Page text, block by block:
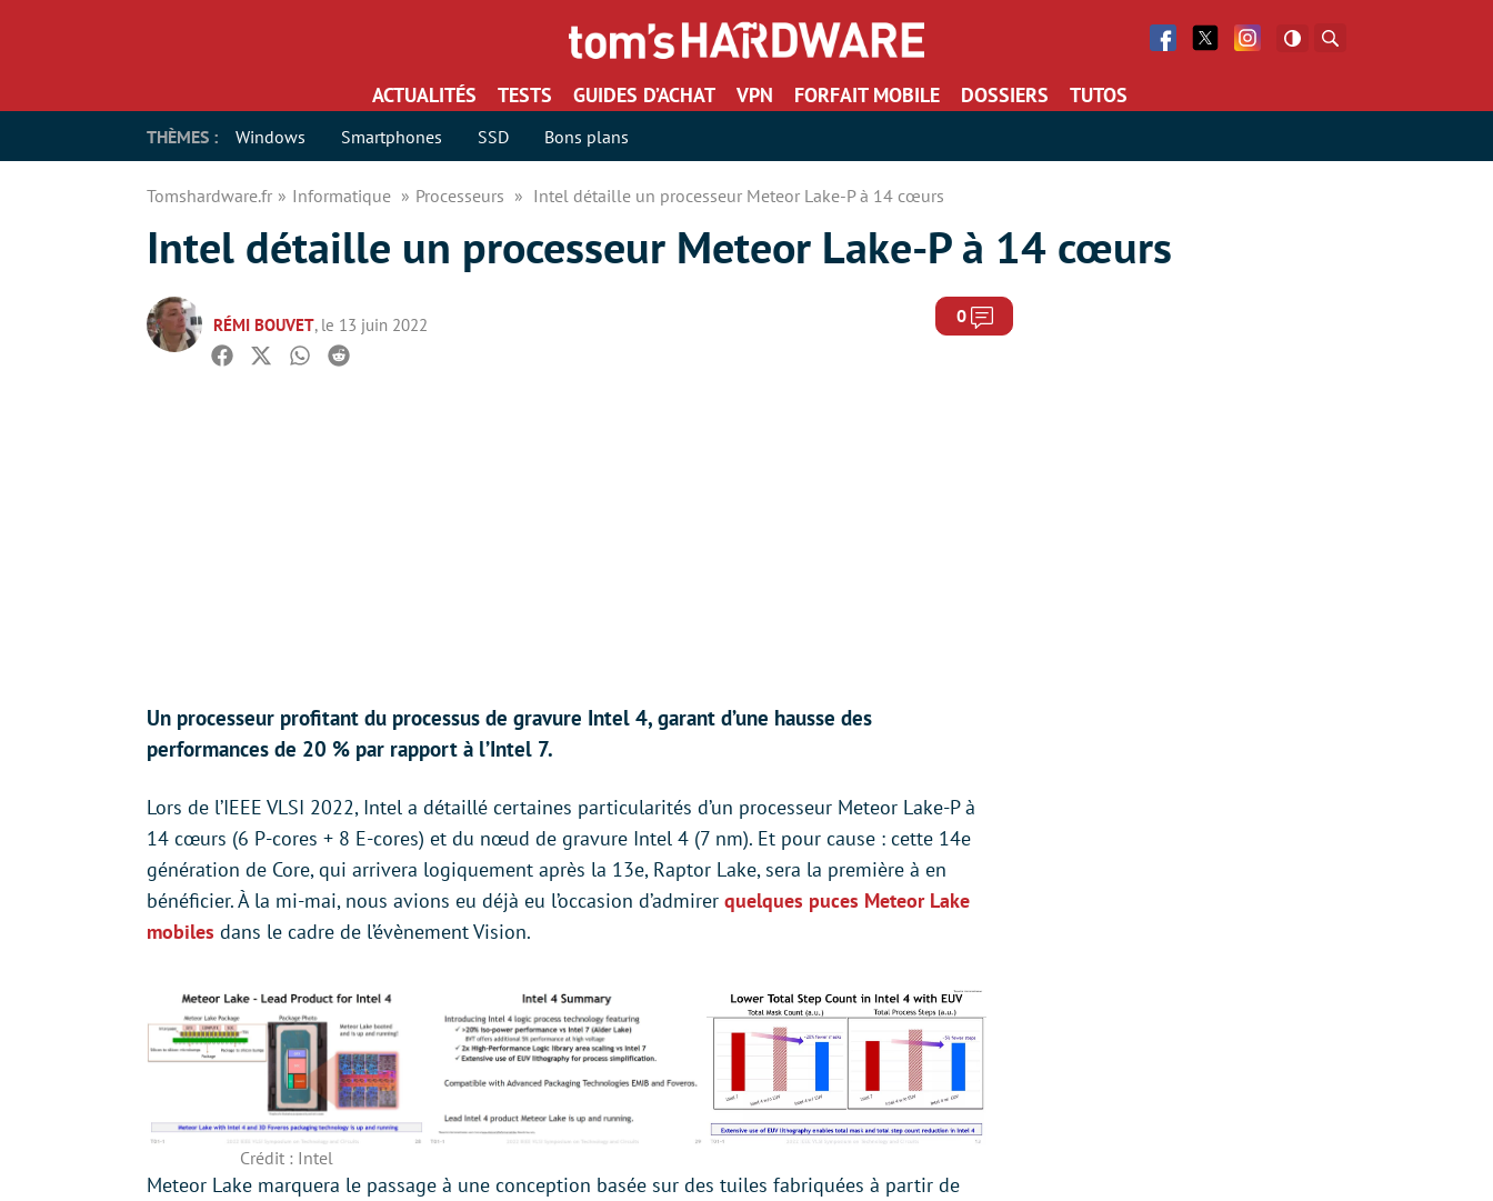
Facebook
Twitter Facebook
ACTUALITÉS TESTS GUIDES D’ACHAT VPN FORFAIT MOBILE DOSSIERS TUTOS
THÈMES : Windows Smartphones SSD Bons plans
Tomshardware.fr Informatique Processeurs Intel détaille un processeur Meteor Lake-P à 14 cœurs
Intel détaille un processeur Meteor Lake-P à 14 cœurs
RÉMI BOUVET, le 13 juin 2022 0 Commentaires
Facebook
TwitterWhatsapp
Reddit
Un processeur profitant du processus de gravure Intel 4, garant d’une hausse des
performances de 20 % par rapport à l’Intel 7.
Lors de l’IEEE VLSI 2022, Intel a détaillé certaines particularités d’un processeur Meteor Lake-P à
14 cœurs (6 P-cores + 8 E-cores) et du nœud de gravure Intel 4 (7 nm). Et pour cause : cette 14e
génération de Core, qui arrivera logiquement après la 13e, Raptor Lake, sera la première à en
bénéficier. À la mi-mai, nous avions eu déjà eu l’occasion d’admirer quelques puces Meteor Lake
mobiles dans le cadre de l’évènement Vision.
Crédit : Intel
Meteor Lake marquera le passage à une conception basée sur des tuiles fabriquées à partir de